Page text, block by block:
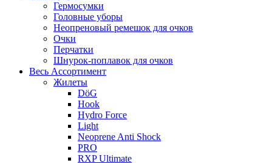
Гермосумки
Головные уборы
Неопреновый ремешок для очков
Очки
Перчатки
Шнурок-поплавок для очков
Весь Ассортимент
Жилеты
DöG
Hook
Hydro Force
Light
Neoprene Anti Shock
PRO
RXP Ultimate